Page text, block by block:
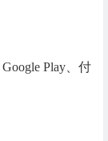
Play、付